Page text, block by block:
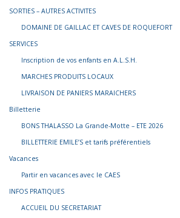
SORTIES – AUTRES ACTIVITES
DOMAINE DE GAILLAC ET CAVES DE ROQUEFORT
SERVICES
Inscription de vos enfants en A.L.S.H.
MARCHES PRODUITS LOCAUX
LIVRAISON DE PANIERS MARAICHERS
Billetterie
BONS THALASSO La Grande-Motte – ETE 2026
BILLETTERIE EMILE’S et tarifs préférentiels
Vacances
Partir en vacances avec le CAES
INFOS PRATIQUES
ACCUEIL DU SECRETARIAT